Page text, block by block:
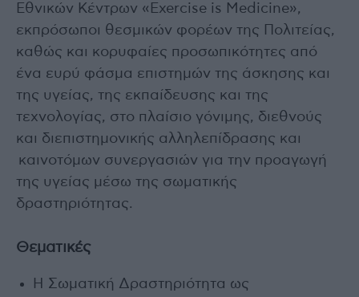
Εθνικών Κέντρων «Exercise is Medicine»,
εκπρόσωποι θεσμικών φορέων της Πολιτείας,
καθώς και κορυφαίες προσωπικότητες από
ένα ευρύ φάσμα επιστημών της άσκησης και
της υγείας, της εκπαίδευσης και της
τεχνολογίας, στο πλαίσιο γόνιμης, διεθνούς
και διεπιστημονικής αλληλεπίδρασης και
καινοτόμων συνεργασιών για την προαγωγή
της υγείας μέσω της σωματικής
δραστηριότητας.
Θεματικές
Η Σωματική Δραστηριότητα ως